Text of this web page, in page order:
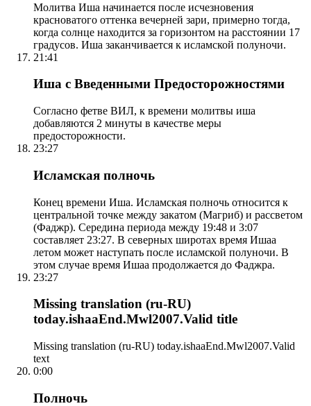
Молитва Иша начинается после исчезновения
красноватого оттенка вечерней зари, примерно тогда,
когда солнце находится за горизонтом на расстоянии 17
градусов. Иша заканчивается к исламской полуночи.
21:41
Иша с Введенными Предосторожностями
Согласно фетве ВИЛ, к времени молитвы иша
добавляются 2 минуты в качестве меры
предосторожности.
23:27
Исламская полночь
Конец времени Иша. Исламская полночь относится к
центральной точке между закатом (Магриб) и рассветом
(Фаджр). Середина периода между 19:48 и 3:07
составляет 23:27. В северных широтах время Ишаа
летом может наступать после исламской полуночи. В
этом случае время Ишаа продолжается до Фаджра.
23:27
Missing translation (ru-RU)
today.ishaaEnd.Mwl2007.Valid title
Missing translation (ru-RU) today.ishaaEnd.Mwl2007.Valid
text
0:00
Полночь